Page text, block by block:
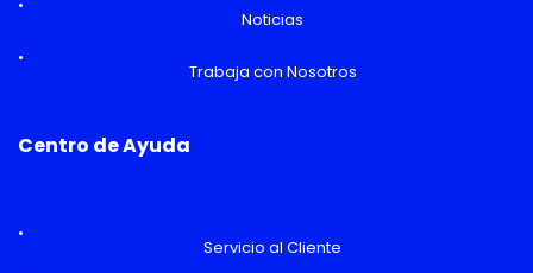
Noticias
Trabaja con Nosotros
Centro de Ayuda
Servicio al Cliente